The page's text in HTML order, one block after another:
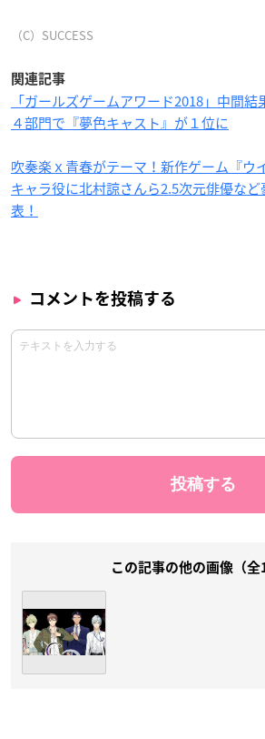
（C）SUCCESS
関連記事
「ガールズゲームアワード2018」中間
４部門で『夢色キャスト』が１位に
吹奏楽ｘ青春がテーマ！新作ゲーム『ウ
キャラ役に北村諒さんら2.5次元俳優な
表！
コメントを投稿する
この記事の他の画像（全